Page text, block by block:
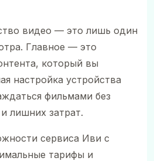
видео — это лишь один
Главное — это
который вы
настройка устройства
фильмами без
лишних затрат.
сервиса Иви с
тарифы и